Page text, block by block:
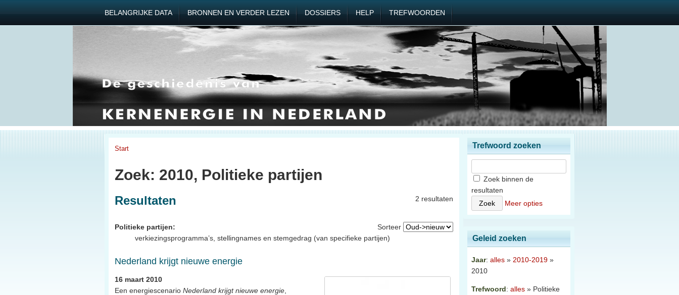
BELANGRIJKE DATA BRONNEN EN VERDER LEZEN DOSSIERS HELP TREFWOORDEN
Start
Zoek: 2010, Politieke partijen
2 resultaten
Resultaten
Sorteer
Politieke partijen:
verkiezingsprogramma’s, stellingnames en stemgedrag (van specifieke partijen)
Nederland krijgt nieuwe energie
16 maart 2010
Een energiescenario Nederland krijgt nieuwe energie
Trefwoord zoeken
Zoek binnen de
resultaten
Meer opties
Geleid zoeken
Jaar: alles » 2010-2019 »
2010
Trefwoord: alles » Politieke